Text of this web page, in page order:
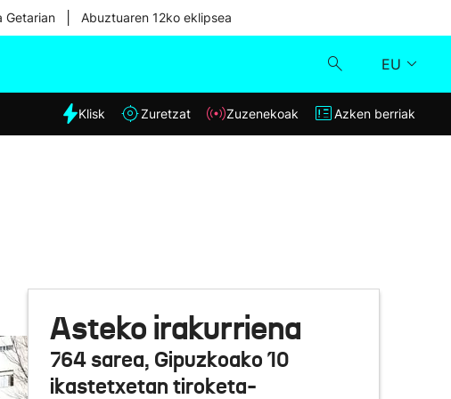
Getarian Abuztuaren 12ko eklipsea
EU
Eguraldia
Klisk
Azken berriak
Klisk Zuretzat Zuzenekoak Azken berriak
Asteko irakurriena
764 sarea, Gipuzkoako 10
ikastetxetan tiroketa-